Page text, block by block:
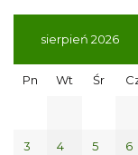
sierpień 2026
Pn Wt Śr
3 4 5 6